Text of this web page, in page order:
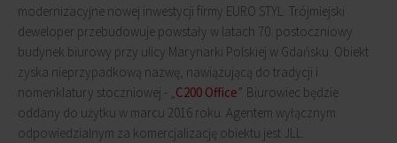
modernizacyjne nowej inwestycji firmy EURO STYL. Trójmiejski
deweloper przebudowuje powstały w latach 70. postoczniowy
budynek biurowy przy ulicy Marynarki Polskiej w Gdańsku. Obiekt
zyska nieprzypadkową nazwę, nawiązującą do tradycji i
nomenklatury stoczniowej - „ C200 Office”. Biurowiec będzie
oddany do użytku w marcu 2016 roku. Agentem wyłącznym
odpowiedzialnym za komercjalizację obiektu jest JLL.